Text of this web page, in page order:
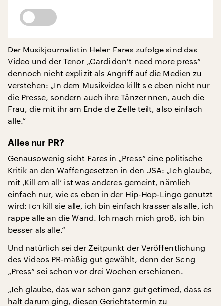
Der Musikjournalistin Helen Fares zufolge sind das
Video und der Tenor „Cardi don't need more press“
dennoch nicht explizit als Angriff auf die Medien zu
verstehen: „In dem Musikvideo killt sie eben nicht nur
die Presse, sondern auch ihre Tänzerinnen, auch die
Frau, die mit ihr am Ende die Zelle teilt, also einfach
alle.“
Alles nur PR?
Genausowenig sieht Fares in „Press“ eine politische
Kritik an den Waffengesetzen in den USA: „Ich glaube,
mit ‚Kill em all‘ ist was anderes gemeint, nämlich
einfach nur, wie es eben in der Hip-Hop-Lingo genutzt
wird: Ich kill sie alle, ich bin einfach krasser als alle, ich
rappe alle an die Wand. Ich mach mich groß, ich bin
besser als alle.“
Und natürlich sei der Zeitpunkt der Veröffentlichung
des Videos PR-mäßig gut gewählt, denn der Song
„Press“ sei schon vor drei Wochen erschienen.
„Ich glaube, das war schon ganz gut getimed, dass es
halt darum ging, diesen Gerichtstermin zu